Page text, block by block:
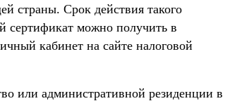
страны. Срок действия такого
сертификат можно получить в
кабинет на сайте налоговой
или административной резиденции в